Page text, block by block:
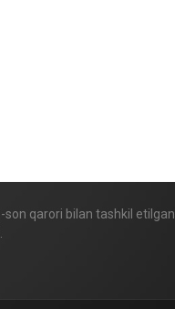
qarori bilan tashkil etilgan.